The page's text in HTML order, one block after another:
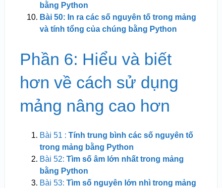
bằng Python
Bài 50: In ra các số nguyên tố trong mảng
và tính tổng của chúng bằng Python
Phần 6: Hiểu và biết
hơn về cách sử dụng
mảng nâng cao hơn
Bài 51 : Tính trung bình các số nguyên tố
trong mảng bằng Python
Bài 52: Tìm số âm lớn nhất trong mảng
bằng Python
Bài 53: Tìm số nguyên lớn nhì trong mảng